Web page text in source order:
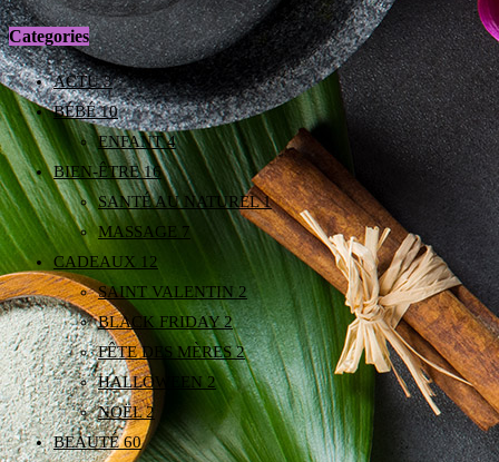
Categories
ACTU3
BÉBÉ10
ENFANT4
BIEN-ÊTRE16
SANTÉ AU NATUREL1
MASSAGE 7
CADEAUX 12
SAINT VALENTIN 2
BLACK FRIDAY2
FÊTE DES MÈRES2
HALLOWEEN 2
NOËL2
BEAUTÉ60